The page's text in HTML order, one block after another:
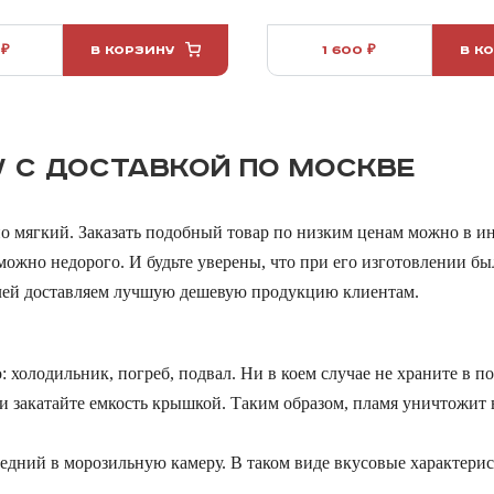
В КОРЗИНУ 1 600 ₽ В
ДОСТАВКОЙ ПО МОСКВЕ
мягкий. Заказать подобный товар по низким ценам можно в
недорого. И будьте уверены, что при его изготовлении
доставляем лучшую дешевую продукцию клиентам.
погреб, подвал. Ни в коем случае не храните в
емкость крышкой. Таким образом, пламя уничтожит
в морозильную камеру. В таком виде вкусовые